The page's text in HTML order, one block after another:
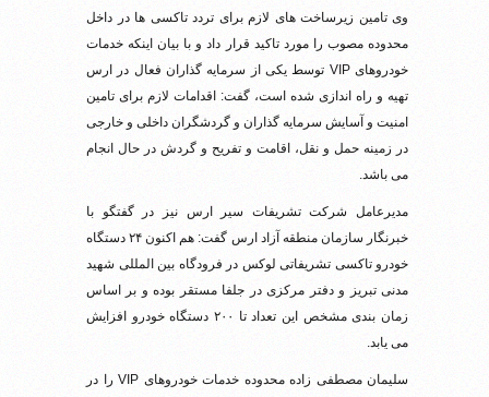
وی تامین زیرساخت های لازم برای تردد تاکسی ها در داخل
محدوده مصوب را مورد تاکید قرار داد و با بیان اینکه خدمات
خودروهای VIP توسط یکی از سرمایه گذاران فعال در ارس
تهیه و راه اندازی شده است، گفت: اقدامات لازم برای تامین
امنیت و آسایش سرمایه گذاران و گردشگران داخلی و خارجی
در زمینه حمل و نقل، اقامت و تفریح و گردش در حال انجام
می باشد.
مدیرعامل شرکت تشریفات سیر ارس نیز در گفتگو با
خبرنگار سازمان منطقه آزاد ارس گفت: هم اکنون ۲۴ دستگاه
خودرو تاکسی تشریفاتی لوکس در فرودگاه بین المللی شهید
مدنی تبریز و دفتر مرکزی در جلفا مستقر بوده و بر اساس
زمان بندی مشخص این تعداد تا ۲۰۰ دستگاه خودرو افزایش
می یابد.
سلیمان مصطفی زاده محدوده خدمات خودروهای VIP را در